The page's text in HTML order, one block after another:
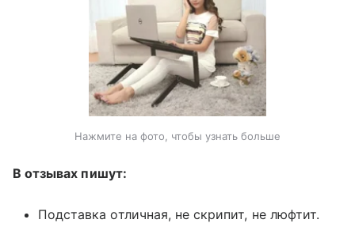
Нажмите на фото, чтобы узнать больше
В отзывах пишут:
Подставка отличная, не скрипит, не люфтит.